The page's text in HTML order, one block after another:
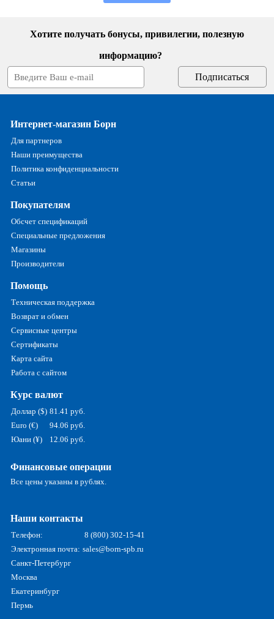
Хотите получать бонусы, привилегии, полезную
информацию?
Интернет-магазин Борн
Для партнеров
Наши преимущества
Политика конфиденциальности
Статьи
Покупателям
Обсчет спецификаций
Специальные предложения
Магазины
Производители
Помощь
Техническая поддержка
Возврат и обмен
Сервисные центры
Сертификаты
Карта сайта
Работа с сайтом
Курс валют
Доллар ($) 81.41 руб.
Euro (€)
94.06 руб.
Юани (¥)
12.06 руб.
Финансовые операции
Все цены указаны в рублях.
Наши контакты
Телефон:
8 (800) 302-15-41
Электронная почта: sales@born-spb.ru
Санкт-Петербург
Москва
Екатеринбург
Пермь